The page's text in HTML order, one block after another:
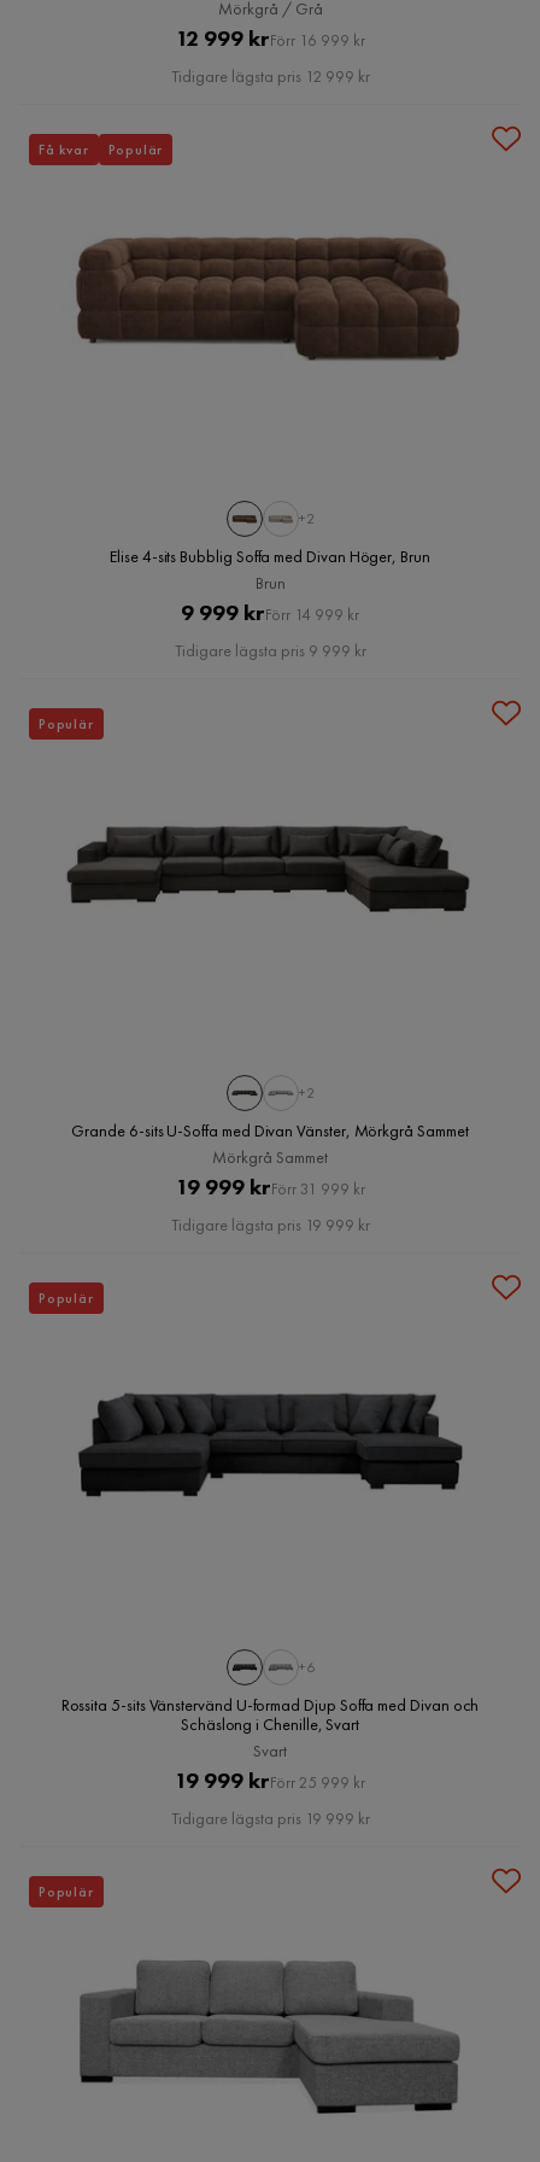
Mörkgrå / Grå
Pris
12 999 krOriginal
Pris
Förr 16 999 kr
Tidigare lägsta pris 12 999 kr
+2
Elise 4-sits Bubblig Soffa med Divan Höger, Brun
Brun
Pris
9 999 krOriginal
Pris
Förr 14 999 kr
Tidigare lägsta pris 9 999 kr
Få kvar Populär
+2
Grande 6-sits U-Soffa med Divan Vänster, Mörkgrå Sammet
Mörkgrå Sammet
Pris
19 999 krOriginal
Pris
Förr 31 999 kr
Tidigare lägsta pris 19 999 kr
Populär
+6
Rossita 5-sits Vänstervänd U-formad Djup Soffa med Divan och
Schäslong i Chenille, Svart
Svart
Pris
19 999 krOriginal
Pris
Förr 25 999 kr
Tidigare lägsta pris 19 999 kr
Populär
Populär